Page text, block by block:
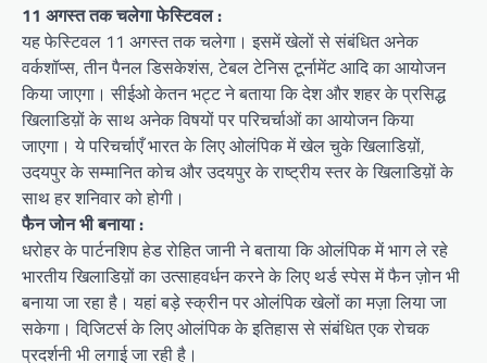
11 अगस्त तक चलेगा फेस्टिवल :
यह फेस्टिवल 11 अगस्त तक चलेगा। इसमें खेलों से संबंधित अनेक
वर्कशॉप्स, तीन पैनल डिसकेशंस, टेबल टेनिस टूर्नामेंट आदि का आयोजन
किया जाएगा। सीईओ केतन भट्ट ने बताया कि देश और शहर के प्रसिद्ध
खिलाडिय़ों के साथ अनेक विषयों पर परिचर्चाओं का आयोजन किया
जाएगा। ये परिचर्चाएँ भारत के लिए ओलंपिक में खेल चुके खिलाडिय़ों,
उदयपुर के सम्मानित कोच और उदयपुर के राष्ट्रीय स्तर के खिलाडिय़ों के
साथ हर शनिवार को होगी।
फैन जोन भी बनाया :
धरोहर के पार्टनशिप हेड रोहित जानी ने बताया कि ओलंपिक में भाग ले रहे
भारतीय खिलाडिय़ों का उत्साहवर्धन करने के लिए थर्ड स्पेस में फैन ज़ोन भी
बनाया जा रहा है। यहां बड़े स्क्रीन पर ओलंपिक खेलों का मज़ा लिया जा
सकेगा। विजि़टर्स के लिए ओलंपिक के इतिहास से संबंधित एक रोचक
प्रदर्शनी भी लगाई जा रही है।